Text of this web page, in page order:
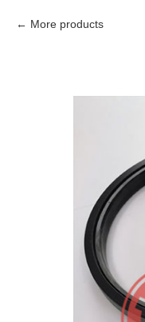
More products